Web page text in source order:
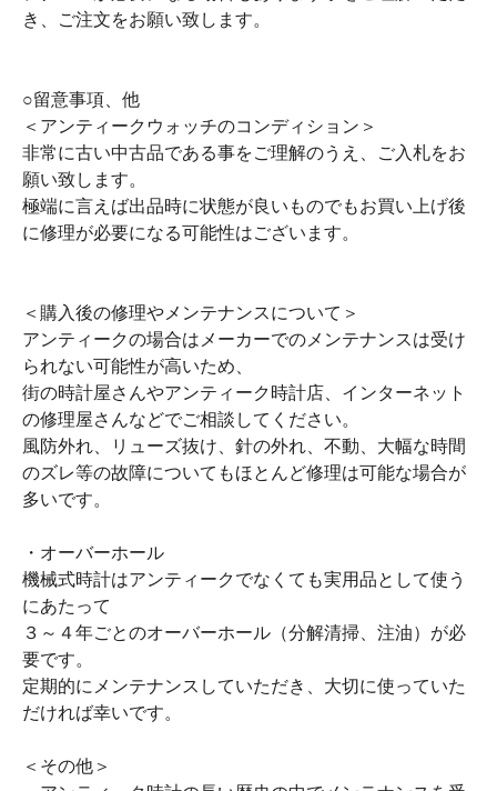
き、ご注文をお願い致します。
○留意事項、他
＜アンティークウォッチのコンディション＞
非常に古い中古品である事をご理解のうえ、ご入札をお
願い致します。
極端に言えば出品時に状態が良いものでもお買い上げ後
に修理が必要になる可能性はございます。
＜購入後の修理やメンテナンスについて＞
アンティークの場合はメーカーでのメンテナンスは受け
られない可能性が高いため、
街の時計屋さんやアンティーク時計店、インターネット
の修理屋さんなどでご相談してください。
風防外れ、リューズ抜け、針の外れ、不動、大幅な時間
のズレ等の故障についてもほとんど修理は可能な場合が
多いです。
・オーバーホール
機械式時計はアンティークでなくても実用品として使う
にあたって
３～４年ごとのオーバーホール（分解清掃、注油）が必
要です。
定期的にメンテナンスしていただき、大切に使っていた
だければ幸いです。
＜その他＞